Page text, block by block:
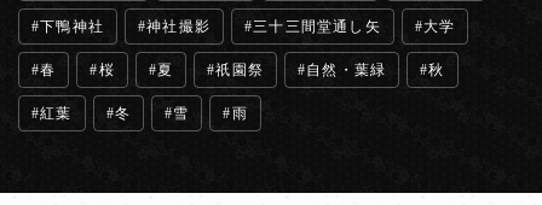
下鴨神社 神社撮影 三十三間堂通し矢 大学
春 桜 夏 祇園祭 自然・葉緑 秋
紅葉 冬 雪 雨